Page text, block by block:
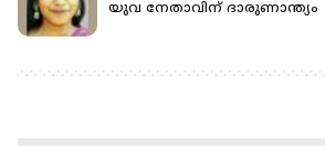
യുവ നേതാവിന് ദാരുണാന്ത്യം